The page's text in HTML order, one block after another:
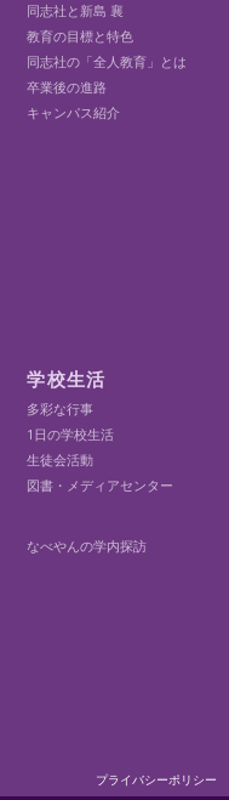
同志社と新島 襄
教育の目標と特色
同志社の「全人教育」とは
卒業後の進路
キャンパス紹介
学校生活
多彩な行事
1日の学校生活
生徒会活動
図書・メディアセンター
なべやんの学内探訪
プライバシーポリシー